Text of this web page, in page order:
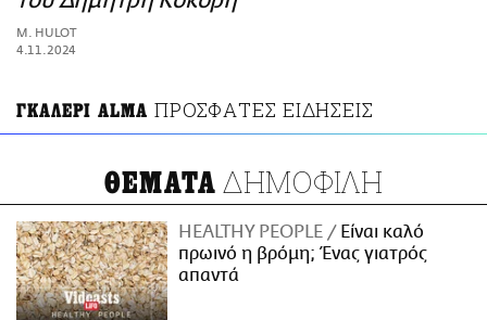
ΑΜΠΑ
PRINT
M. HULOT
4.11.2024
ΓΚΑΛΕΡΙ ALMA ΠΡΟΣΦΑΤΕΣ ΕΙΔΗΣΕΙΣ
ΘΕΜΑΤΑ ΔΗΜΟΦΙΛΗ
HEALTHY PEOPLE
Είναι καλό
πρωινό η βρόμη; Ένας γιατρός
απαντά